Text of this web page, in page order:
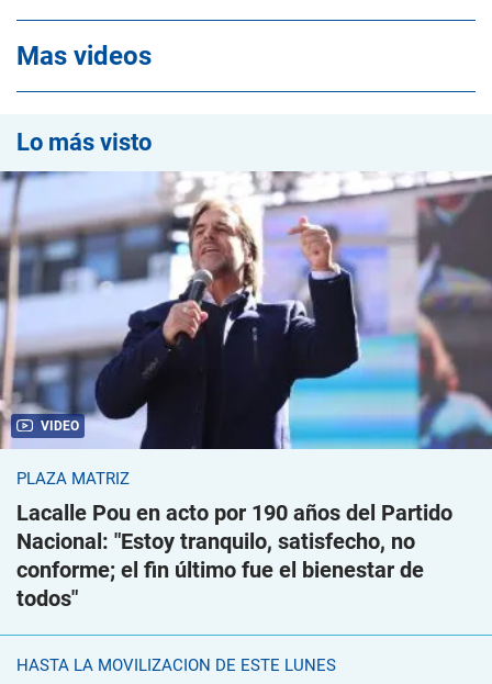
Mas videos
Lo más visto
VIDEO
PLAZA MATRIZ
Lacalle Pou en acto por 190 años del Partido
Nacional: "Estoy tranquilo, satisfecho, no
conforme; el fin último fue el bienestar de
todos"
HASTA LA MOVILIZACIÓN DE ESTE LUNES